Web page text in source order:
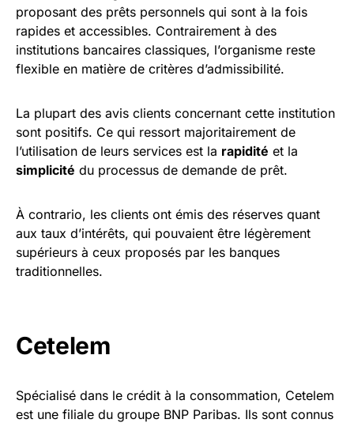
proposant des prêts personnels qui sont à la fois
rapides et accessibles. Contrairement à des
institutions bancaires classiques, l’organisme reste
flexible en matière de critères d’admissibilité.
La plupart des avis clients concernant cette institution
sont positifs. Ce qui ressort majoritairement de
l’utilisation de leurs services est la rapidité et la
simplicité du processus de demande de prêt.
À contrario, les clients ont émis des réserves quant
aux taux d’intérêts, qui pouvaient être légèrement
supérieurs à ceux proposés par les banques
traditionnelles.
Cetelem
Spécialisé dans le crédit à la consommation, Cetelem
est une filiale du groupe BNP Paribas. Ils sont connus